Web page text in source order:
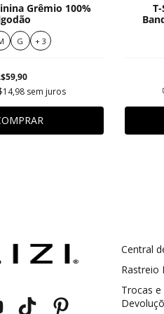
Grêmio 100%
G + 3
sem juros
Central
Rastreio
Trocas e
GANHE5